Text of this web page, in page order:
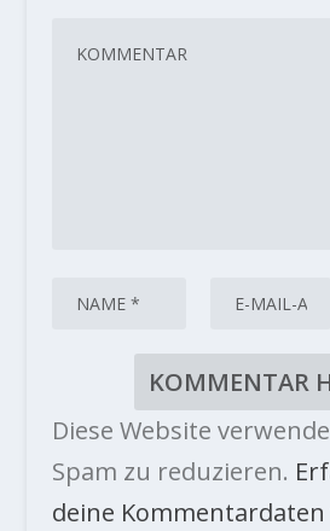
Diese Website
Spam zu reduzieren.
deine